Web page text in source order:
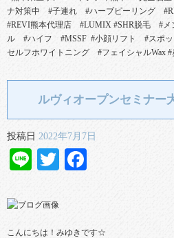
ナ対策中 #子連れ #ハーブピーリング
#REVI熊本代理店 #LUMIX #SHR脱毛 #
ル #ハイフ #MSSF #小顔リフト #スポ
セルフホワイトニング #フェイシャルWax #
ルヴィオープンセミナー
投稿日 2022年7月7日
LineTwitter
こんにちは！みゆきです☆